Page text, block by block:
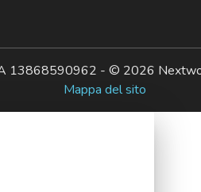
13868590962 - © 2026
Mappa del sito